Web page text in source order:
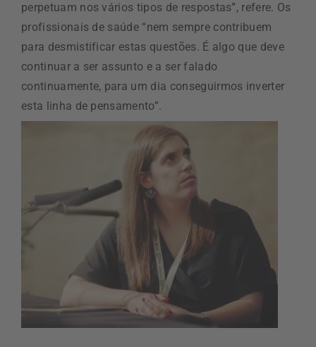
perpetuam nos vários tipos de respostas”, refere. Os
profissionais de saúde “nem sempre contribuem
para desmistificar estas questões. É algo que deve
continuar a ser assunto e a ser falado
continuamente, para um dia conseguirmos inverter
esta linha de pensamento”.